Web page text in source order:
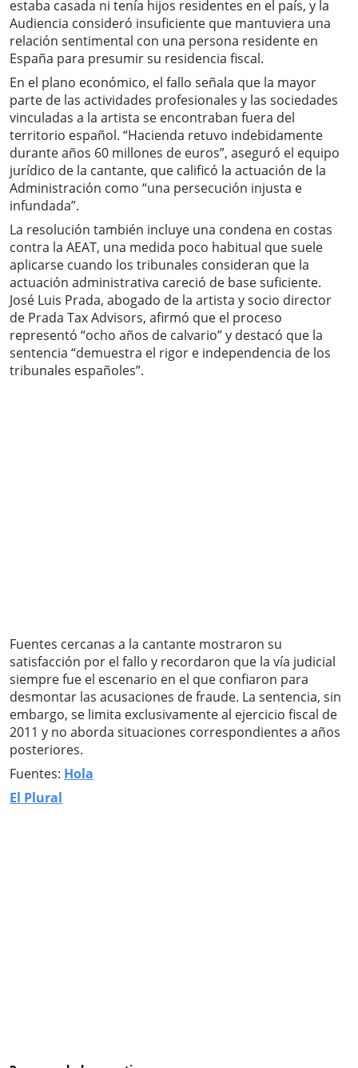
estaba casada ni tenía hijos residentes en el país, y la
Audiencia consideró insuficiente que mantuviera una
relación sentimental con una persona residente en
España para presumir su residencia fiscal.
En el plano económico, el fallo señala que la mayor
parte de las actividades profesionales y las sociedades
vinculadas a la artista se encontraban fuera del
territorio español. “Hacienda retuvo indebidamente
durante años 60 millones de euros”, aseguró el equipo
jurídico de la cantante, que calificó la actuación de la
Administración como “una persecución injusta e
infundada”.
La resolución también incluye una condena en costas
contra la AEAT, una medida poco habitual que suele
aplicarse cuando los tribunales consideran que la
actuación administrativa careció de base suficiente.
José Luis Prada, abogado de la artista y socio director
de Prada Tax Advisors, afirmó que el proceso
representó “ocho años de calvario” y destacó que la
sentencia “demuestra el rigor e independencia de los
tribunales españoles”.
Fuentes cercanas a la cantante mostraron su
satisfacción por el fallo y recordaron que la vía judicial
siempre fue el escenario en el que confiaron para
desmontar las acusaciones de fraude. La sentencia, sin
embargo, se limita exclusivamente al ejercicio fiscal de
2011 y no aborda situaciones correspondientes a años
posteriores.
Fuentes: Hola
El Plural